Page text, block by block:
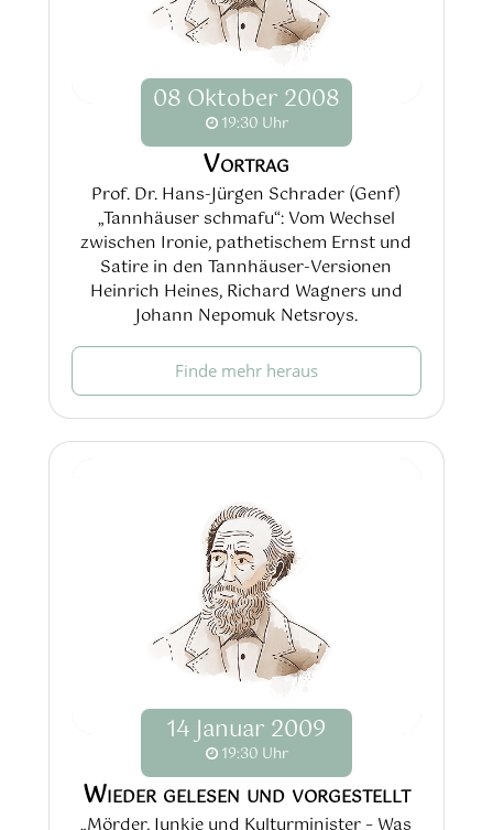
08 Oktober 2008
19:30 Uhr
Vortrag
Prof. Dr. Hans-Jürgen Schrader (Genf)
„Tannhäuser schmafu“: Vom Wechsel
zwischen Ironie, pathetischem Ernst und
Satire in den Tannhäuser-Versionen
Heinrich Heines, Richard Wagners und
Johann Nepomuk Netsroys.
Finde mehr heraus
14 Januar 2009
19:30 Uhr
Wieder gelesen und vorgestellt